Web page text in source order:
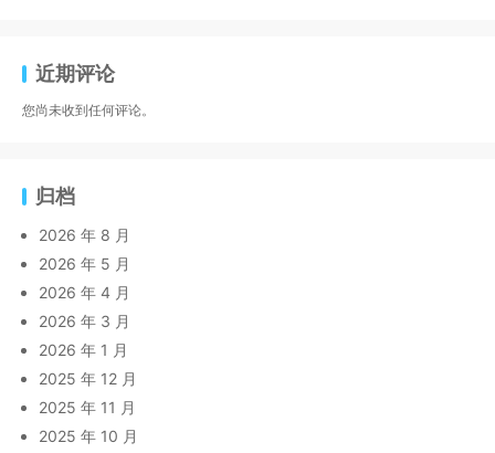
近期评论
您尚未收到任何评论。
归档
2026 年 8 月
2026 年 5 月
2026 年 4 月
2026 年 3 月
2026 年 1 月
2025 年 12 月
2025 年 11 月
2025 年 10 月